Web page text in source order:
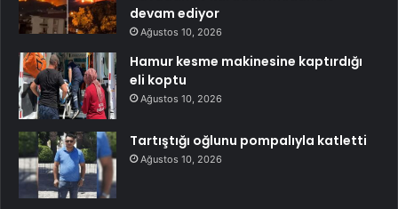
devam ediyor
Ağustos 10, 2026
Hamur kesme makinesine kaptırdığı
eli koptu
Ağustos 10, 2026
Tartıştığı oğlunu pompalıyla katletti
Ağustos 10, 2026